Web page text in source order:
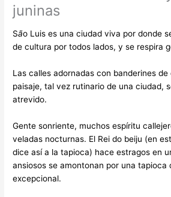
juninas
São Luis es una ciudad viva por donde
de cultura por todos lados, y se respira
Las calles adornadas con banderines
paisaje, tal vez rutinario de una ciudad,
atrevido.
Gente sonriente, muchos espíritu
veladas nocturnas. El Rei do beiju (en
dice así a la tapioca) hace estragos en
ansiosos se amontonan por una tapioca
excepcional.